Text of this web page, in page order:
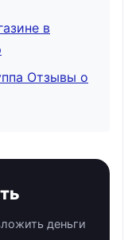
в
Отзывы о
деньги